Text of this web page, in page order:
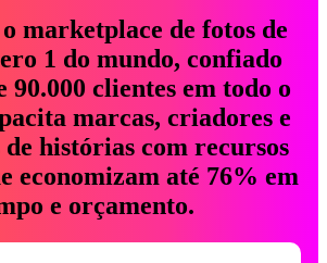
marketplace de fotos de
1 do mundo, confiado
90.000 clientes em todo o
marcas, criadores e
histórias com recursos
economizam até 76% em
e orçamento.